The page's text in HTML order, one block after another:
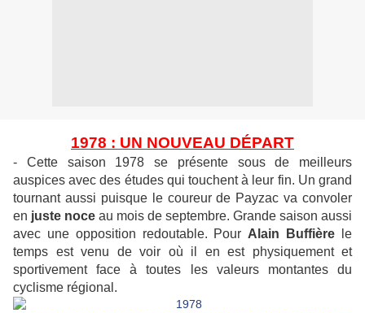
1978 : UN NOUVEAU DÉPART
- Cette saison 1978 se présente sous de meilleurs
auspices avec des études qui touchent à leur fin. Un grand
tournant aussi puisque le coureur de Payzac va convoler
en juste noce au mois de septembre. Grande saison aussi
avec une opposition redoutable. Pour Alain Buffière le
temps est venu de voir où il en est physiquement et
sportivement face à toutes les valeurs montantes du
cyclisme régional.